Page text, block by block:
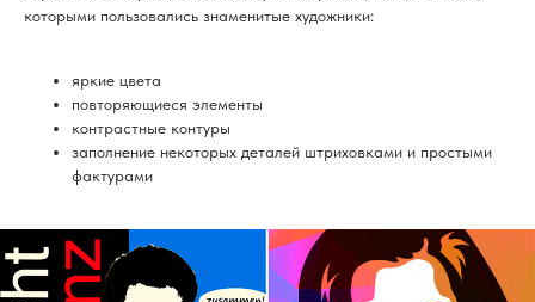
которыми пользовались знаменитые художники:
яркие цвета
повторяющиеся элементы
контрастные контуры
заполнение некоторых деталей штриховками и простыми
фактурами